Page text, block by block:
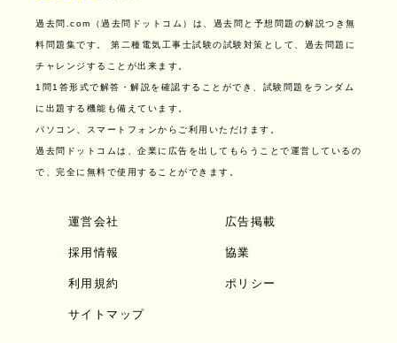
過去問.com（過去問ドットコム）は、過去問と予想問題の解説つき無
料問題集です。 第二種電気工事士試験の試験対策として、過去問題に
チャレンジすることが出来ます。
1問1答形式で解答・解説を確認することができ、試験問題をランダム
に出題する機能も備えています。
パソコン、スマートフォンからご利用いただけます。
過去問ドットコムは、企業に広告を出してもらうことで運営しているの
で、完全に無料で使用することができます。
運営会社 広告掲載
採用情報 協業
利用規約 ポリシー
サイトマップ